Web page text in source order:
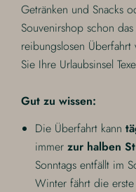
Getränken und Snacks
Souvenirshop schon
reibungslosen
Sie Ihre Urlaubsinsel
Gut zu wissen:
Die Überfahrt kann
immerzur halben
Sonntags entfällt im
Winter fährt die